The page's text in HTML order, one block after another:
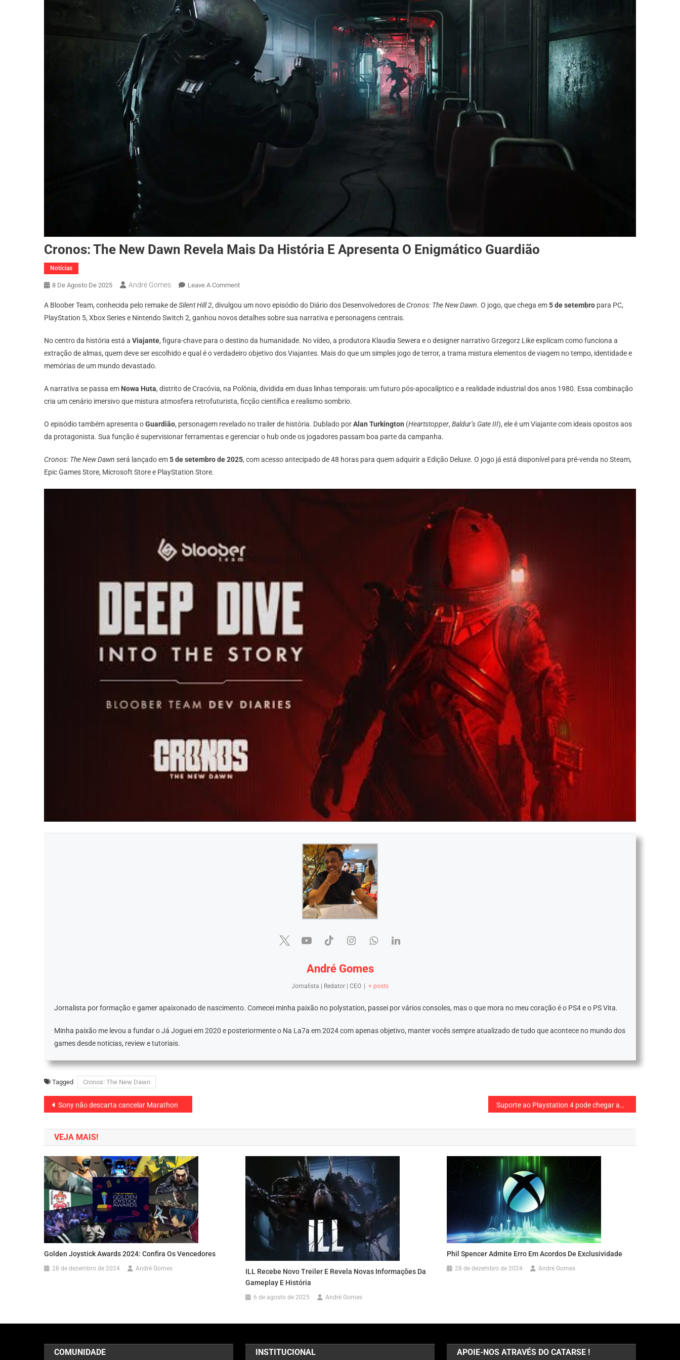
Cronos: The New Dawn Revela Mais Da História E Apresenta O Enigmático Guardião
Notícias
8 De Agosto De 2025 André Gomes Leave A CommentOn
The
New
Revela
Mais
E
Apresenta
Enigmático
Guardião
A Bloober Team, conhecida pelo remake deSilent Hill 2, divulgou um novo episódio do Diário dos Desenvolvedores deCronos: The New Dawn. O jogo, que chega em5 de setembro para PC,
PlayStation 5, Xbox Series e Nintendo Switch 2, ganhou novos detalhes sobre sua narrativa e personagens centrais.
No centro da história está a Viajante, figura-chave para o destino da humanidade. No vídeo, a produtora Klaudia Sewera e o designer narrativo Grzegorz Like explicam como funciona a
extração de almas, quem deve ser escolhido e qual é o verdadeiro objetivo dos Viajantes. Mais do que um simples jogo de terror, a trama mistura elementos de viagem no tempo, identidade e
memórias de um mundo devastado.
A narrativa se passa em Nowa Huta, distrito de Cracóvia, na Polônia, dividida em duas linhas temporais: um futuro pós-apocalíptico e a realidade industrial dos anos 1980. Essa combinação
cria um cenário imersivo que mistura atmosfera retrofuturista, ficção científica e realismo sombrio.
O episódio também apresenta oGuardião, personagem revelado no trailer de história. Dublado porAlan Turkington (Heartstopper, Baldur’s Gate III), ele é um Viajante com ideais opostos aos
da protagonista. Sua função é supervisionar ferramentas e gerenciar o hub onde os jogadores passam boa parte da campanha.
Cronos: The New Dawn será lançado em5 de setembro de 2025, com acesso antecipado de 48 horas para quem adquirir a Edição Deluxe. O jogo já está disponível para pré-venda no Steam,
Epic Games Store, Microsoft Store e PlayStation Store.
André Gomes
Jornalista | Redator | CEO + posts
Jornalista por formação e gamer apaixonado de nascimento. Comecei minha paixão no polystation, passei por vários consoles, mas o que mora no meu coração é o PS4 e o PS Vita.
Minha paixão me levou a fundar o Já Joguei em 2020 e posteriormente o Na La7a em 2024 com apenas objetivo, manter vocês sempre atualizado de tudo que acontece no mundo dos
games desde noticias, review e tutoriais.
Tagged Cronos: The New Dawn
Navegação
de
Post
Sony não descarta cancelar Marathon Suporte ao Playstation 4 pode chegar ao fim em breve
VEJA MAIS!
Golden Joystick Awards 2024: Confira Os Vencedores
28 de dezembro de 2024 André Gomes
ILL Recebe Novo Treiler E Revela Novas Informações Da
Gameplay E História
6 de agosto de 2025 André Gomes
Phil Spencer Admite Erro Em Acordos De Exclusividade
28 de dezembro de 2024 André Gomes
COMUNIDADE INSTITUCIONAL APOIE-NOS ATRAVÉS DO CATARSE !